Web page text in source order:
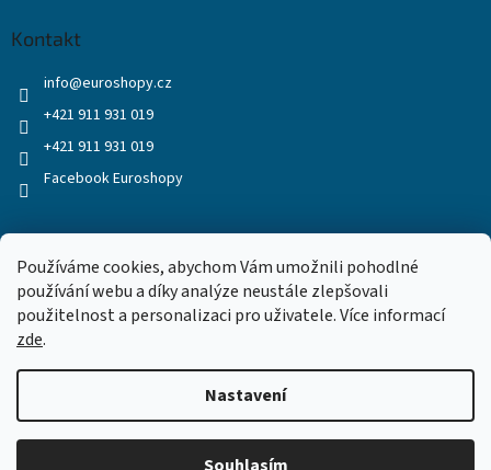
Používáme cookies, abychom Vám umožnili pohodlné
používání webu a díky analýze neustále zlepšovali
použitelnost a personalizaci pro uživatele. Více informací
zde.
Nastavení
Kontakt
info@euroshopy.cz
+421 911 931 019
+421 911 931 019
Facebook Euroshopy
Vytvořil Shoptet